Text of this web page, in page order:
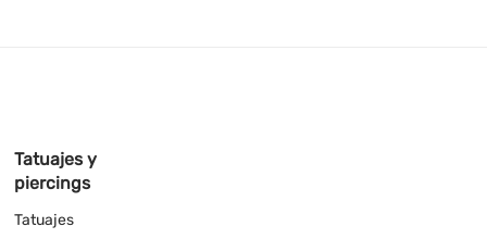
Tatuajes y
piercings
Tatuajes